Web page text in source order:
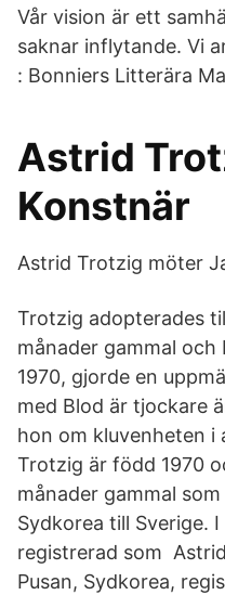
Vår vision är ett
saknar inflytande. Vi
: Bonniers Litterära
Astrid
Konstnär
Astrid Trotzig möter
Trotzig adopterades
månader gammal
1970, gjorde en
med Blod är tjockare
hon om kluvenheten
Trotzig är född 1970
månader gammal
Sydkorea till Sverige.
registrerad som
Pusan, Sydkorea,